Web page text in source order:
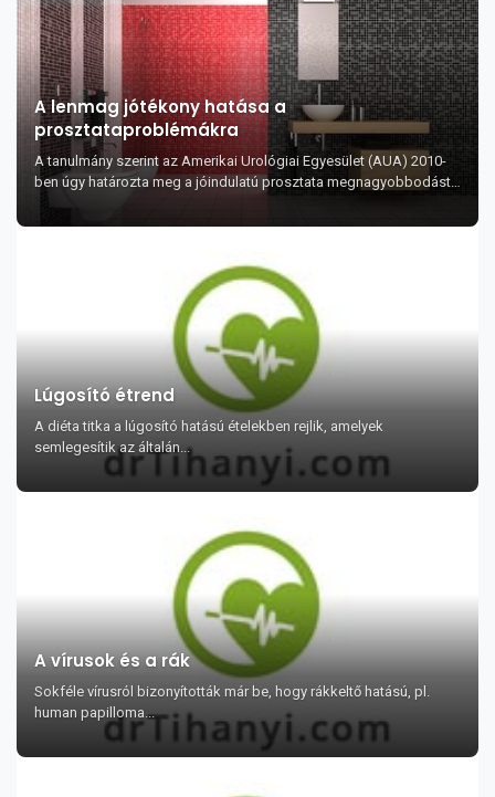
A lenmag jótékony hatása a
prosztataproblémákra
A tanulmány szerint az Amerikai Urológiai Egyesület (AUA) 2010-
ben úgy határozta meg a jóindulatú prosztata megnagyobbodást,
Lúgosító étrend
A diéta titka a lúgosító hatású ételekben rejlik, amelyek
semlegesítik az általán...
A vírusok és a rák
Sokféle vírusról bizonyították már be, hogy rákkeltő hatású, pl.
human papilloma...